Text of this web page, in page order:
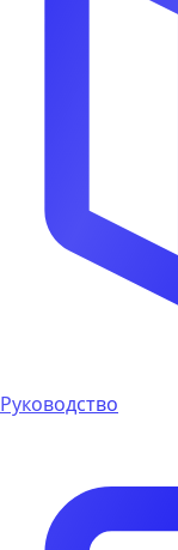
Руководство